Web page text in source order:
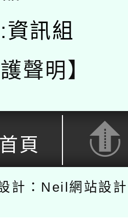
訊組
聲明】
頁
計：Neil網站設